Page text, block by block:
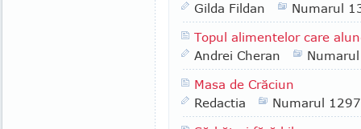
Gilda Fildan
Numarul
Topul alimentelor care
Andrei Cheran
Masa de Crăciun
Redactia
Numarul 1297